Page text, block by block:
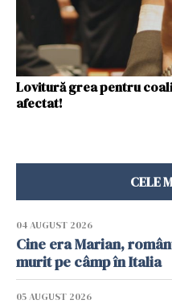
Lovitură grea pentru
afectat!
CELE
04 AUGUST 2026
Cine era Marian,
murit pe câmp în Italia
05 AUGUST 2026